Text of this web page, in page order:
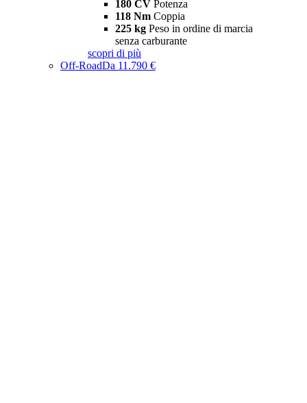
180 CV Potenza
118 Nm Coppia
225 kg Peso in ordine di marcia
senza carburante
scopri di più
Off-RoadDa 11.790 €